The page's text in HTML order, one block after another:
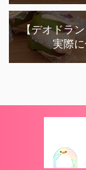
【デオドラ
実際